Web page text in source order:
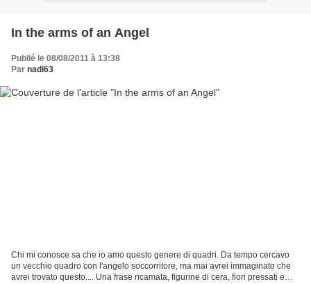
In the arms of an Angel
Publié le 08/08/2011 à 13:38
Par nadi63
Chi mi conosce sa che io amo questo genere di quadri. Da tempo cercavo
un vecchio quadro con l'angelo soccorritore, ma mai avrei immaginato che
avrei trovato questo.... Una frase ricamata, figurine di cera, fiori pressati e